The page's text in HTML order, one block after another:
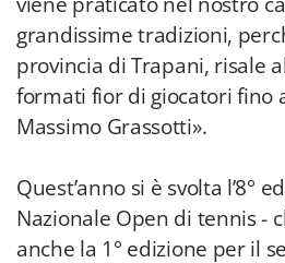
grandissime tradizioni,
provincia di Trapani, risale
formati fior di giocatori fino
Massimo Grassotti».
Quest’anno si è svolta l’8°
Nazionale Open di tennis -
anche la 1° edizione per il